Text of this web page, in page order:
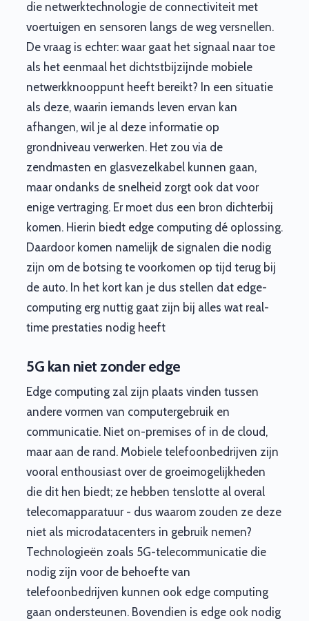
die netwerktechnologie de connectiviteit met
voertuigen en sensoren langs de weg versnellen.
De vraag is echter: waar gaat het signaal naar toe
als het eenmaal het dichtstbijzijnde mobiele
netwerkknooppunt heeft bereikt? In een situatie
als deze, waarin iemands leven ervan kan
afhangen, wil je al deze informatie op
grondniveau verwerken. Het zou via de
zendmasten en glasvezelkabel kunnen gaan,
maar ondanks de snelheid zorgt ook dat voor
enige vertraging. Er moet dus een bron dichterbij
komen. Hierin biedt edge computing dé oplossing.
Daardoor komen namelijk de signalen die nodig
zijn om de botsing te voorkomen op tijd terug bij
de auto. In het kort kan je dus stellen dat edge-
computing erg nuttig gaat zijn bij alles wat real-
time prestaties nodig heeft
5G kan niet zonder edge
Edge computing zal zijn plaats vinden tussen
andere vormen van computergebruik en
communicatie. Niet on-premises of in de cloud,
maar aan de rand. Mobiele telefoonbedrijven zijn
vooral enthousiast over de groeimogelijkheden
die dit hen biedt; ze hebben tenslotte al overal
telecomapparatuur - dus waarom zouden ze deze
niet als microdatacenters in gebruik nemen?
Technologieën zoals 5G-telecommunicatie die
nodig zijn voor de behoefte van
telefoonbedrijven kunnen ook edge computing
gaan ondersteunen. Bovendien is edge ook nodig